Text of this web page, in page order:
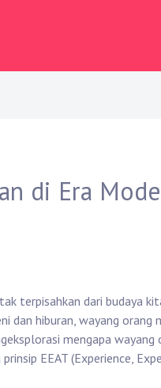
di Era
terpisahkan dari budaya
dan hiburan, wayang orang
mengapa wayang
EEAT (Experience,